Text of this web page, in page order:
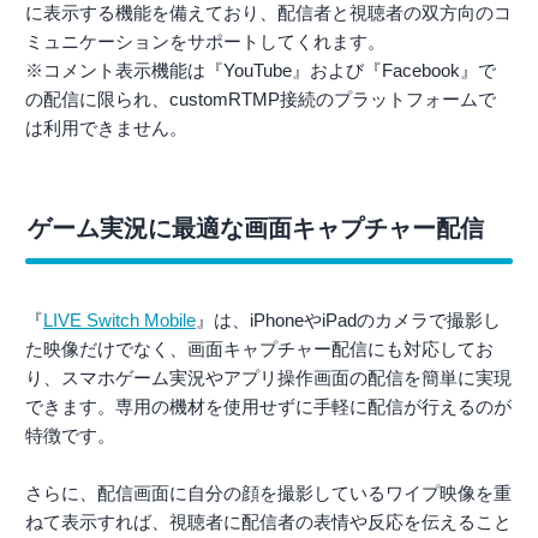
に表示する機能を備えており、配信者と視聴者の双方向のコ
ミュニケーションをサポートしてくれます。
※コメント表示機能は『YouTube』および『Facebook』で
の配信に限られ、customRTMP接続のプラットフォームで
は利用できません。
ゲーム実況に最適な画面キャプチャー配信
『LIVE Switch Mobile 』は、iPhoneやiPadのカメラで撮影し
た映像だけでなく、画面キャプチャー配信にも対応してお
り、スマホゲーム実況やアプリ操作画面の配信を簡単に実現
できます。専用の機材を使用せずに手軽に配信が行えるのが
特徴です。
さらに、配信画面に自分の顔を撮影しているワイプ映像を重
ねて表示すれば、視聴者に配信者の表情や反応を伝えること